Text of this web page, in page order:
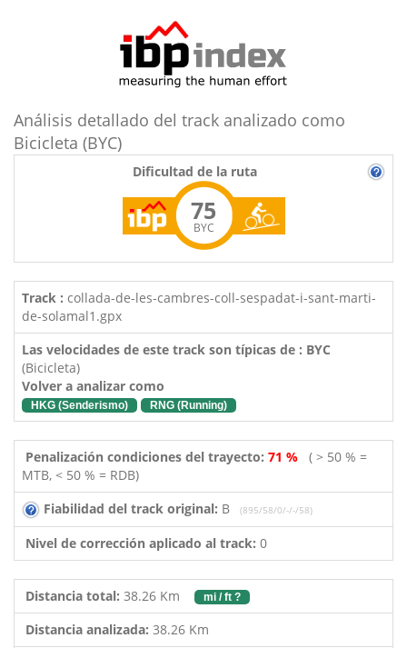
Análisis detallado del track analizado como
Bicicleta (BYC)
Dificultad de la ruta
75
BYC
Track : collada-de-les-cambres-coll-sespadat-i-sant-marti-
de-solamal1.gpx
Las velocidades de este track son típicas de : BYC
(Bicicleta)
Volver a analizar como
HKG (Senderismo) RNG (Running)
Penalización condiciones del trayecto: 71 % ( > 50 % =
MTB, < 50 % = RDB)
Fiabilidad del track original: B (895/58/0/-/-/58)
Nivel de corrección aplicado al track: 0
Distancia total: 38.26 Km mi / ft ?
Distancia analizada: 38.26 Km